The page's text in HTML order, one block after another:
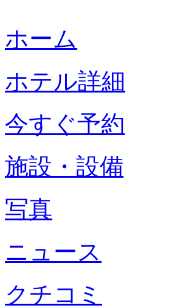
ホーム
ホテル詳細
今すぐ予約
施設・設備
写真
ニュース
クチコミ